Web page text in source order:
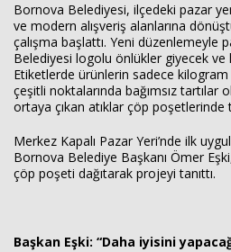
Bornova Belediyesi, ilçedeki pazar
ve modern alışveriş alanlarına
çalışma başlattı. Yeni düzenlemeyle
Belediyesi logolu önlükler giyecek
Etiketlerde ürünlerin sadece kilogram
çeşitli noktalarında bağımsız tartılar
ortaya çıkan atıklar çöp poşetlerinde
Merkez Kapalı Pazar Yeri’nde ilk
Bornova Belediye Başkanı Ömer
çöp poşeti dağıtarak projeyi tanıttı.
Başkan Eşki: “Daha iyisini